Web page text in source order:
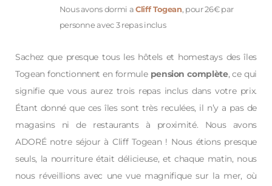
Nous avons dormi aCliff Togean, pour 26€ par
personne avec 3 repas inclus
Sachez que presque tous les hôtels et homestays des îles
Togean fonctionnent en formulepension complète, ce qui
signifie que vous aurez trois repas inclus dans votre prix.
Étant donné que ces îles sont très reculées, il n’y a pas de
magasins ni de restaurants à proximité. Nous avons
ADORÉ notre séjour à Cliff Togean ! Nous étions presque
seuls, la nourriture était délicieuse, et chaque matin, nous
nous réveillions avec une vue magnifique sur la mer, où